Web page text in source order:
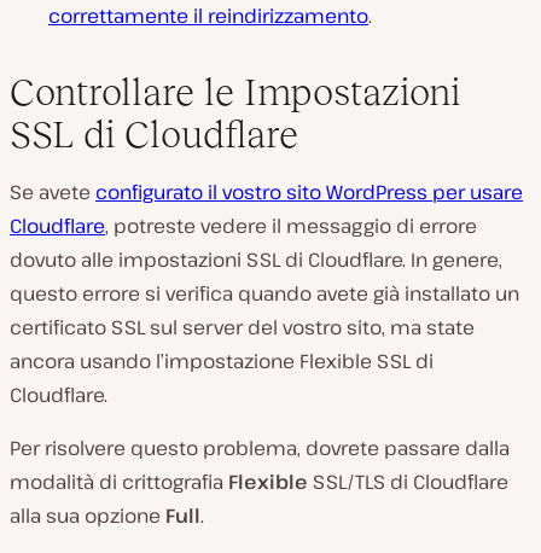
correttamente il reindirizzamento.
Controllare le Impostazioni
SSL di Cloudflare
Se avete configurato il vostro sito WordPress per usare
Cloudflare, potreste vedere il messaggio di errore
dovuto alle impostazioni SSL di Cloudflare. In genere,
questo errore si verifica quando avete già installato un
certificato SSL sul server del vostro sito, ma state
ancora usando l’impostazione Flexible SSL di
Cloudflare.
Per risolvere questo problema, dovrete passare dalla
modalità di crittografia Flexible SSL/TLS di Cloudflare
alla sua opzione Full.